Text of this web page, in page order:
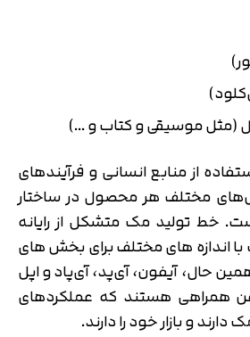
(مثل موسیقی و کتاب و …)
از منابع انسانی و فرآیندهای
مختلف هر محصول در ساختار
خط تولید مک متشکل از رایانه
اندازه های مختلف برای بخش های
حال، آیفون، آی‌پد، آی‌پاد و اپل
همراهی هستند که عملکردهای
و بازار خود را دارند.